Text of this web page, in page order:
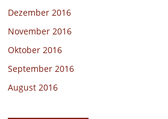
Dezember 2016
November 2016
Oktober 2016
September 2016
August 2016